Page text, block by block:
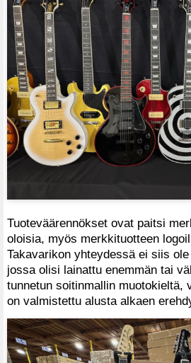
Tuoteväärennökset ovat paitsi
oloisia, myös merkkituotteen
Takavarikon yhteydessä ei siis
jossa olisi lainattu enemmän tai
tunnetun soitinmallin muotokieltä,
on valmistettu alusta alkaen